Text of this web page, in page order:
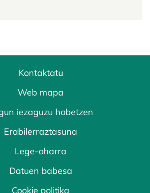
Kontaktatu
Web mapa
iezaguzu hobetzen
Erabilerraztasuna
Lege-oharra
Datuen babesa
Cookie politika